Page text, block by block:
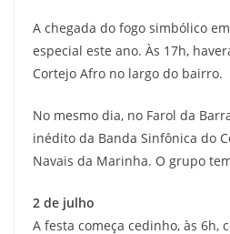
A chegada do fogo simbólico
especial este ano. Às 17h,
Cortejo Afro no largo do bairro.
No mesmo dia, no Farol da
inédito da Banda Sinfônica do
Navais da Marinha. O grupo
2 de julho
A festa começa cedinho, às 6h,